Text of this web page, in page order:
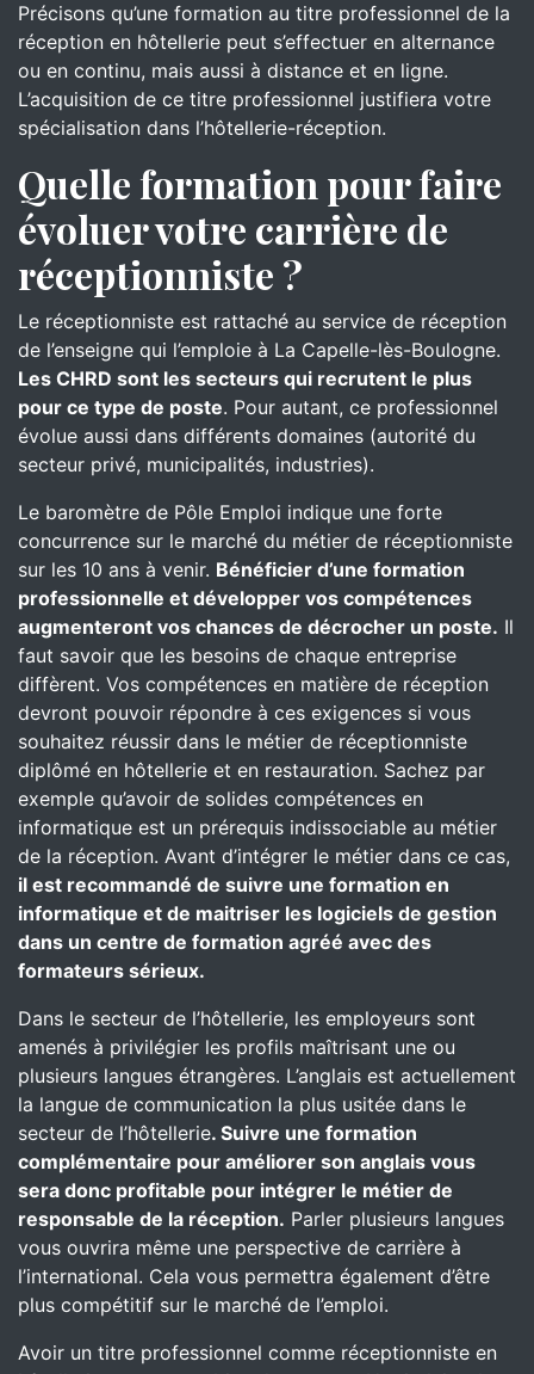
Précisons qu’une formation au titre professionnel de la
réception en hôtellerie peut s’effectuer en alternance
ou en continu, mais aussi à distance et en ligne.
L’acquisition de ce titre professionnel justifiera votre
spécialisation dans l’hôtellerie-réception.
Quelle formation pour faire
évoluer votre carrière de
réceptionniste ?
Le réceptionniste est rattaché au service de réception
de l’enseigne qui l’emploie à La Capelle-lès-Boulogne.
Les CHRD sont les secteurs qui recrutent le plus
pour ce type de poste. Pour autant, ce professionnel
évolue aussi dans différents domaines (autorité du
secteur privé, municipalités, industries).
Le baromètre de Pôle Emploi indique une forte
concurrence sur le marché du métier de réceptionniste
sur les 10 ans à venir. Bénéficier d’une formation
professionnelle et développer vos compétences
augmenteront vos chances de décrocher un poste. Il
faut savoir que les besoins de chaque entreprise
diffèrent. Vos compétences en matière de réception
devront pouvoir répondre à ces exigences si vous
souhaitez réussir dans le métier de réceptionniste
diplômé en hôtellerie et en restauration. Sachez par
exemple qu’avoir de solides compétences en
informatique est un prérequis indissociable au métier
de la réception. Avant d’intégrer le métier dans ce cas,
il est recommandé de suivre une formation en
informatique et de maitriser les logiciels de gestion
dans un centre de formation agréé avec des
formateurs sérieux.
Dans le secteur de l’hôtellerie, les employeurs sont
amenés à privilégier les profils maîtrisant une ou
plusieurs langues étrangères. L’anglais est actuellement
la langue de communication la plus usitée dans le
secteur de l’hôtellerie. Suivre une formation
complémentaire pour améliorer son anglais vous
sera donc profitable pour intégrer le métier de
responsable de la réception. Parler plusieurs langues
vous ouvrira même une perspective de carrière à
l’international. Cela vous permettra également d’être
plus compétitif sur le marché de l’emploi.
Avoir un titre professionnel comme réceptionniste en